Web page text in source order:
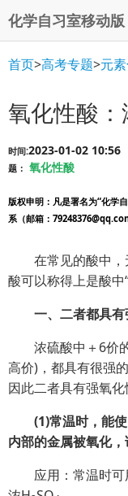
化学自习室移动版
首页>高考专题>元
氧化性酸
时间:2023-01-02 10:56
题： 氧化性酸
版权申明 ：凡是署名为“化学
系（邮箱：
在常见的酸中
酸可以称得上是酸中
一、二者都具
浓硫酸中＋6价
高价)，都具有很强
因此二者具有强氧
(1)常温时，能
内部的金属被氧化，
应用：常温时